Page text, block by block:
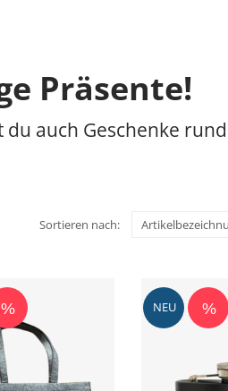
Präsente!
auch Geschenke
Sortieren nach
% %
NEU